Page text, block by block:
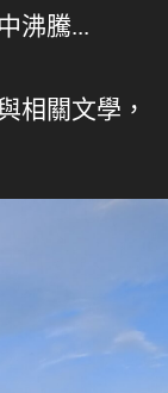
沸騰...
相關文學，